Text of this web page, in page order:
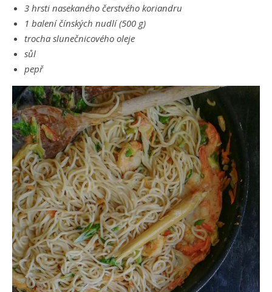
3 hrsti nasekaného čerstvého koriandru
1 balení čínských nudlí (500 g)
trocha slunečnicového oleje
sůl
pepř